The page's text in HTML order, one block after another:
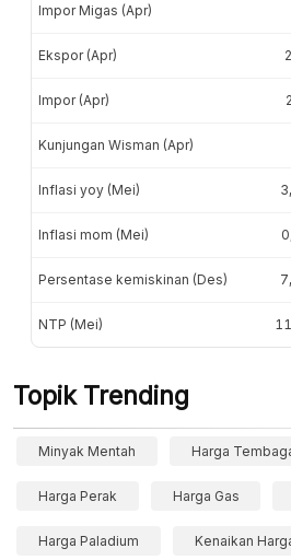
Impor Migas (Apr)
Ekspor (Apr)
Impor (Apr)
Kunjungan Wisman (Apr)
Inflasi yoy (Mei)
Inflasi mom (Mei)
Persentase kemiskinan (Des)
NTP (Mei)
Topik Trending
Minyak Mentah Harga
Harga Perak Harga Gas
Harga Paladium Kenaikan